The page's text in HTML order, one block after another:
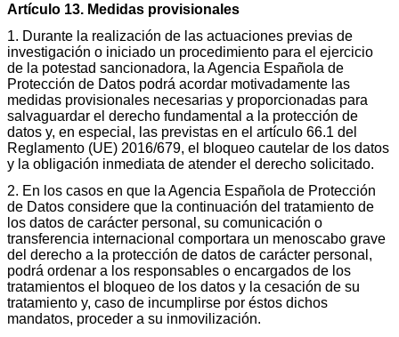
Artículo 13. Medidas provisionales
1. Durante la realización de las actuaciones previas de
investigación o iniciado un procedimiento para el ejercicio
de la potestad sancionadora, la Agencia Española de
Protección de Datos podrá acordar motivadamente las
medidas provisionales necesarias y proporcionadas para
salvaguardar el derecho fundamental a la protección de
datos y, en especial, las previstas en el artículo 66.1 del
Reglamento (UE) 2016/679, el bloqueo cautelar de los datos
y la obligación inmediata de atender el derecho solicitado.
2. En los casos en que la Agencia Española de Protección
de Datos considere que la continuación del tratamiento de
los datos de carácter personal, su comunicación o
transferencia internacional comportara un menoscabo grave
del derecho a la protección de datos de carácter personal,
podrá ordenar a los responsables o encargados de los
tratamientos el bloqueo de los datos y la cesación de su
tratamiento y, caso de incumplirse por éstos dichos
mandatos, proceder a su inmovilización.